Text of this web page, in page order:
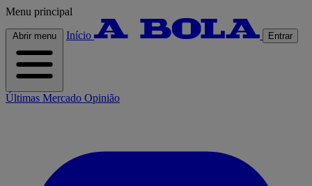
Menu principal
Abrir menu Início Entrar
Últimas Mercado Opinião